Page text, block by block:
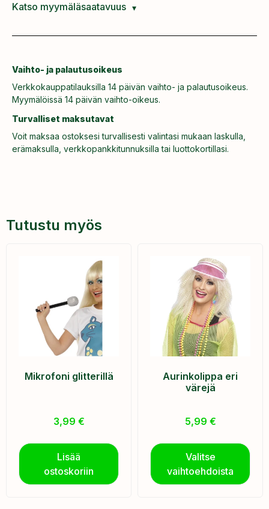
Katso myymäläsaatavuus
Vaihto- ja palautusoikeus
Verkkokauppatilauksilla 14 päivän vaihto- ja palautusoikeus.
Myymälöissä 14 päivän vaihto-oikeus.
Turvalliset maksutavat
Voit maksaa ostoksesi turvallisesti valintasi mukaan laskulla,
erämaksulla, verkkopankkitunnuksilla tai luottokortillasi.
Tutustu myös
Mikrofoni glitterillä
3,99 €
Lisää
ostoskoriin
Aurinkolippa eri
värejä
5,99 €
Valitse
vaihtoehdoista